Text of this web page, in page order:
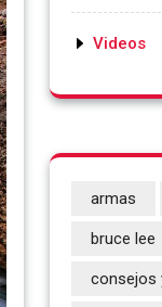
Videos
armas
bruce lee
consejos